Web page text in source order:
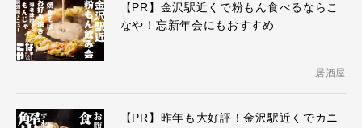
【PR】金沢駅近くで粉もん食べるならこ
なや！忘新年会にもおすすめ
居酒屋
【PR】昨年も大好評！金沢駅近くでカニ